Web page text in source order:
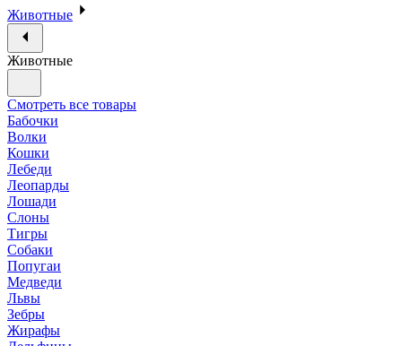
Животные
Животные
Смотреть все товары
Бабочки
Волки
Кошки
Лебеди
Леопарды
Лошади
Слоны
Тигры
Собаки
Попугаи
Медведи
Львы
Зебры
Жирафы